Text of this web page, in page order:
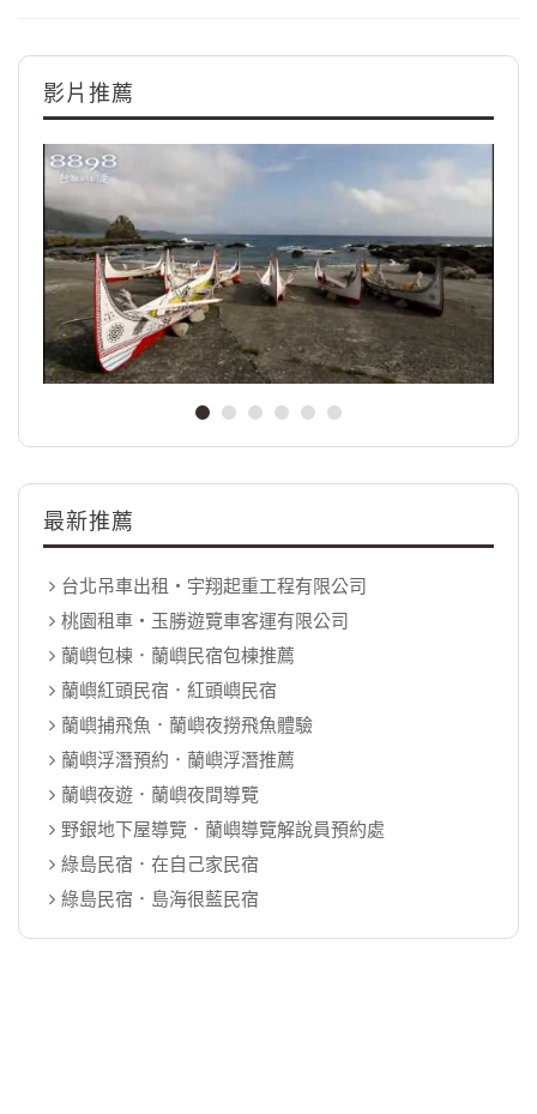
影片推薦
最新推薦
台北吊車出租‧宇翔起重工程有限公司
桃園租車‧玉勝遊覽車客運有限公司
蘭嶼包棟．蘭嶼民宿包棟推薦
蘭嶼紅頭民宿．紅頭嶼民宿
蘭嶼捕飛魚．蘭嶼夜撈飛魚體驗
蘭嶼浮潛預約．蘭嶼浮潛推薦
蘭嶼夜遊．蘭嶼夜間導覽
野銀地下屋導覽．蘭嶼導覽解說員預約處
綠島民宿．在自己家民宿
綠島民宿．島海很藍民宿